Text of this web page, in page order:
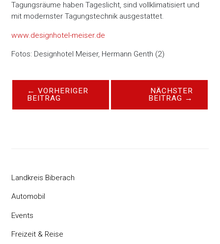
Tagungsräume haben Tageslicht, sind vollklimatisiert und
mit modernster Tagungstechnik ausgestattet.
www.designhotel-meiser.de
Fotos: Designhotel Meiser, Hermann Genth (2)
← VORHERIGER
BEITRAG
NÄCHSTER
BEITRAG →
Landkreis Biberach
Automobil
Events
Freizeit & Reise